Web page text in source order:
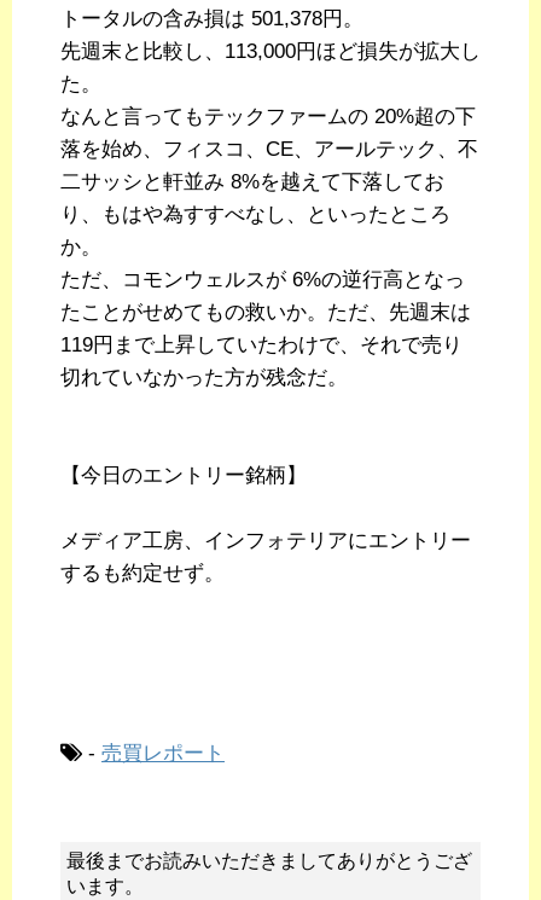
トータルの含み損は 501,378円。
先週末と比較し、113,000円ほど損失が拡大し
た。
なんと言ってもテックファームの 20%超の下
落を始め、フィスコ、CE、アールテック、不
二サッシと軒並み 8%を越えて下落してお
り、もはや為すすべなし、といったところ
か。
ただ、コモンウェルスが 6%の逆行高となっ
たことがせめてもの救いか。ただ、先週末は
119円まで上昇していたわけで、それで売り
切れていなかった方が残念だ。
【今日のエントリー銘柄】
メディア工房、インフォテリアにエントリー
するも約定せず。
- 売買レポート
最後までお読みいただきましてありがとうござ
います。